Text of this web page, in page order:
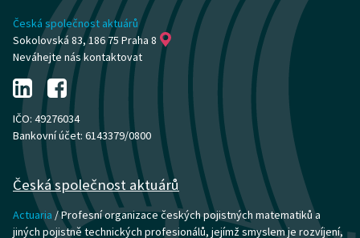
Česká společnost aktuárů
Sokolovská 83, 186 75 Praha 8
Neváhejte nás kontaktovat
IČO: 49276034
Bankovní účet: 6143379/0800
Česká společnost aktuárů
Actuaria / Profesní organizace českých pojistných matematiků a
jiných pojistně technických profesionálů, jejímž smyslem je rozvíjení,